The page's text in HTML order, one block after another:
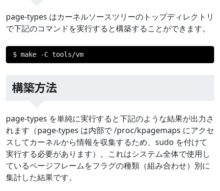
page-types はカーネルソースツリーのトップディレクトリ
で下記のコマンドを実行すると構築することができます。
$ make -C tools/vm
構築方法
page-types を単純に実行すると下記のような結果が出力さ
れます（page-types は内部で /proc/kpagemaps にアクセ
スしてカーネルから情報を収集するため、sudo を付けて
実行する必要があります）。これはシステム全体で使用し
ているページフレームをフラグの種類（組み合わせ）別に
集計した結果です。